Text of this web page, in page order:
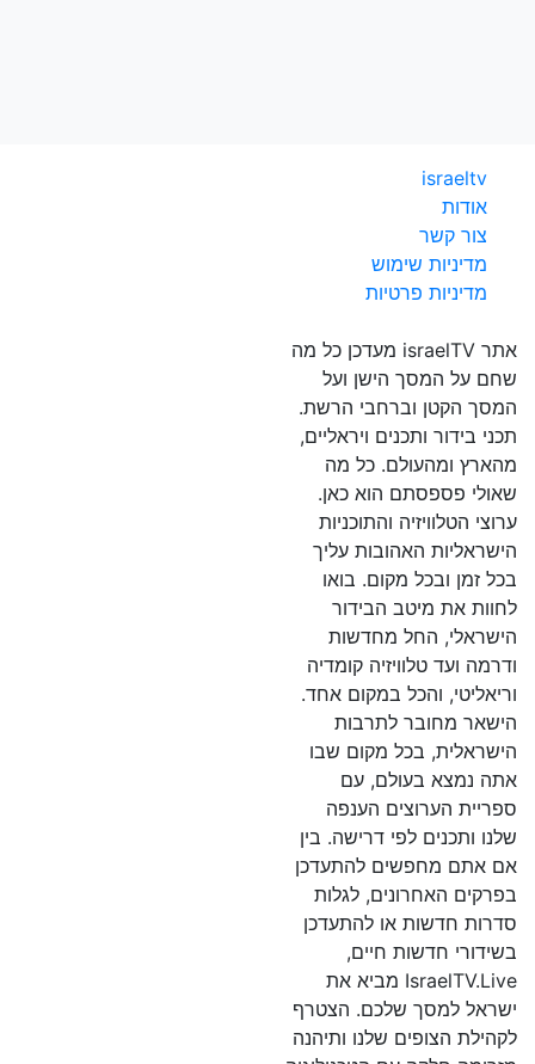
israeltv
אודות
צור קשר
מדיניות שימוש
מדיניות פרטיות
אתר israelTV מעדכן כל מה
שחם על המסך הישן ועל
המסך הקטן וברחבי הרשת.
תכני בידור ותכנים ויראליים,
מהארץ ומהעולם. כל מה
שאולי פספסתם הוא כאן.
ערוצי הטלוויזיה והתוכניות
הישראליות האהובות עליך
בכל זמן ובכל מקום. בואו
לחוות את מיטב הבידור
הישראלי, החל מחדשות
ודרמה ועד טלוויזיה קומדיה
וריאליטי, והכל במקום אחד.
הישאר מחובר לתרבות
הישראלית, בכל מקום שבו
אתה נמצא בעולם, עם
ספריית הערוצים הענפה
שלנו ותכנים לפי דרישה. בין
אם אתם מחפשים להתעדכן
בפרקים האחרונים, לגלות
סדרות חדשות או להתעדכן
בשידורי חדשות חיים,
IsraelTV.Live מביא את
ישראל למסך שלכם. הצטרף
לקהילת הצופים שלנו ותיהנה